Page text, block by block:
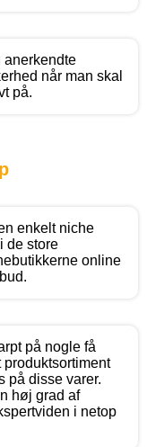
anerkendte
når man skal
på.
enkelt niche
de store
online
på nogle få
produktsortiment
på disse varer.
høj grad af
i netop